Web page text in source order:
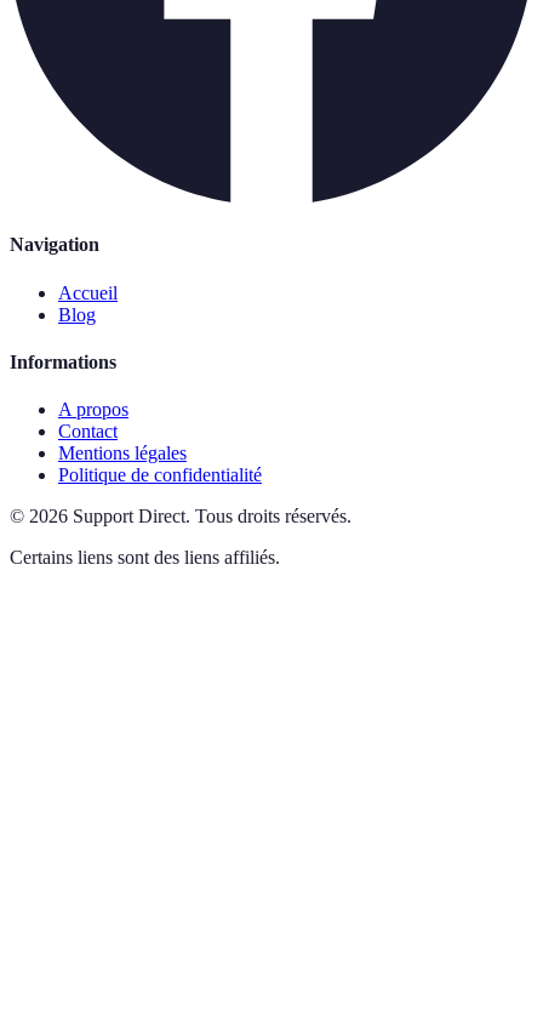
Navigation
Accueil
Blog
Informations
A propos
Contact
Mentions légales
Politique de confidentialité
© 2026 Support Direct. Tous droits réservés.
Certains liens sont des liens affiliés.